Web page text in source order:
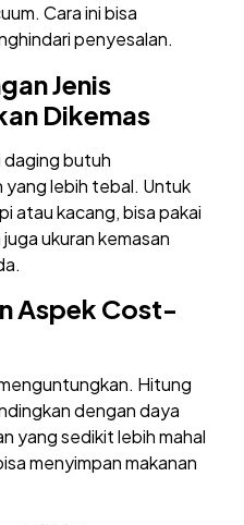
Cara ini bisa
penyesalan.
Jenis
Dikemas
daging butuh
yang lebih tebal. Untuk
atau kacang, bisa pakai
ukuran kemasan
Aspek Cost-
Hitung
dengan daya
yang sedikit lebih mahal
menyimpan makanan